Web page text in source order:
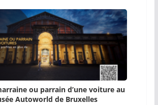
ou parrain d’une voiture au
Autoworld de Bruxelles